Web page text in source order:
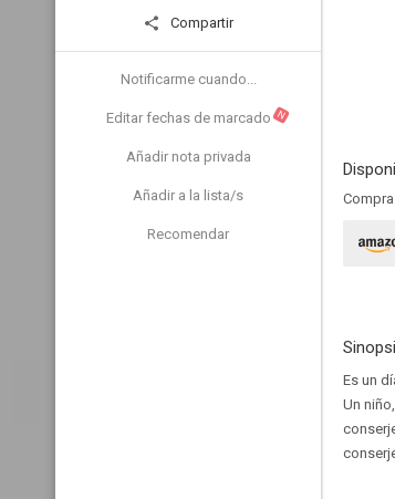
Compartir
Notificarme cuando...
Editar fechas de marcado N
Añadir nota privada
Añadir a la lista/s
Recomendar
Es un
Un